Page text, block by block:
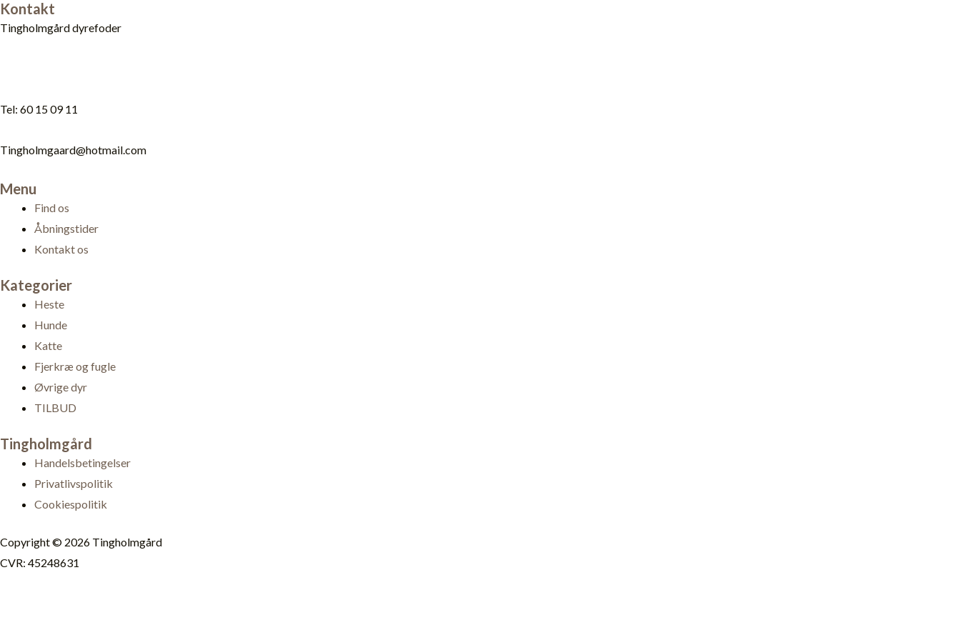
Gå
til
Kontakt
Tingholmgård dyrefoder
Tel: 60 15 09 11
Tingholmgaard@hotmail.com
Menu
Find os
Åbningstider
Kontakt os
Kategorier
Heste
Hunde
Katte
Fjerkræ og fugle
Øvrige dyr
TILBUD
Tingholmgård
Handelsbetingelser
Privatlivspolitik
Cookiespolitik
Copyright © 2026 Tingholmgård
CVR: 45248631